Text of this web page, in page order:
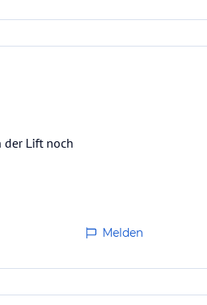
der Lift noch
Melden